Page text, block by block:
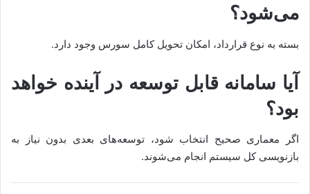
می‌شود؟
بسته به نوع قرارداد، امکان تحویل کامل سورس وجود دارد.
آیا سامانه قابل توسعه در آینده خواهد
بود؟
اگر معماری صحیح انتخاب شود، توسعه‌های بعدی بدون نیاز به
بازنویسی کل سیستم انجام می‌شوند.